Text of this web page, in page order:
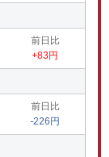
前日比
+83円
前日比
-226円